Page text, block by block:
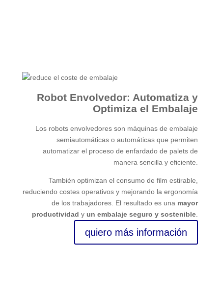
Robot Envolvedor: Automatiza y
Optimiza el Embalaje
Los robots envolvedores son máquinas de embalaje
semiautomáticas o automáticas que permiten
automatizar el proceso de enfardado de palets de
manera sencilla y eficiente.
También optimizan el consumo de film estirable,
reduciendo costes operativos y mejorando la ergonomía
de los trabajadores. El resultado es una mayor
productividad y un embalaje seguro y sostenible
quiero más información